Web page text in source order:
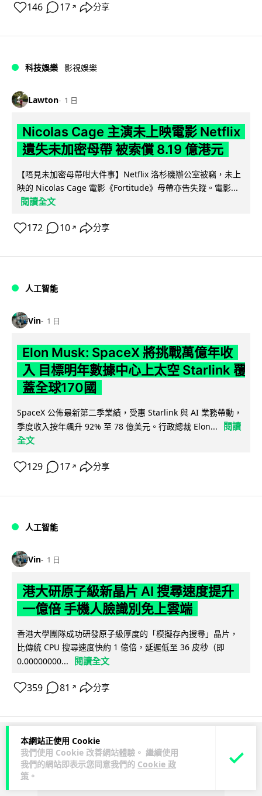
本網站正使用 Cookie
我們使用 Cookie 改善網站體驗。 繼續使用
我們的網站即表示您同意我們的 Cookie 政
策 。
146 17 ↗ 分享
科技娛樂 影視娛樂
Lawton 1 日
Nicolas Cage 主演未上映電影 Netflix
遺失未加密母帶 被索償 8.19 億港元
【唔見未加密母帶咁大件事】Netflix 洛杉磯辦公室被竊，未上
映的 Nicolas Cage 電影《Fortitude》母帶亦告失蹤。電影...
閱讀全文
172 10 ↗ 分享
人工智能
Vin 1 日
Elon Musk: SpaceX 將挑戰萬億年收
入 目標明年數據中心上太空 Starlink 覆
蓋全球170國
SpaceX 公佈最新第二季業績，受惠 Starlink 與 AI 業務帶動，
季度收入按年飆升 92% 至 78 億美元。行政總裁 Elon...
閱讀
全文
129 17 ↗ 分享
人工智能
Vin 1 日
港大研原子級新晶片 AI 搜尋速度提升
一億倍 手機人臉識別免上雲端
香港大學團隊成功研發原子級厚度的「模擬存內搜尋」晶片，
比傳統 CPU 搜尋速度快約 1 億倍，延遲低至 36 皮秒（即
0.00000000...
閱讀全文
359 81 ↗ 分享
ADVERTISEMENT